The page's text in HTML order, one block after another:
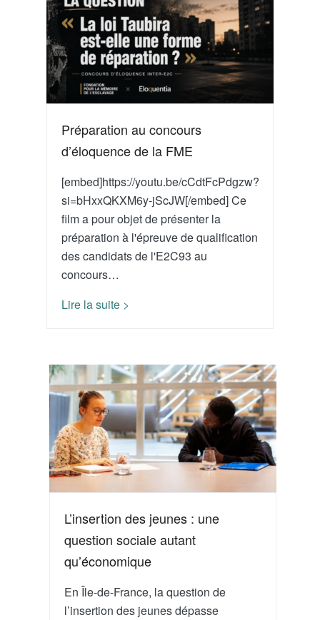
Préparation au concours
d’éloquence de la FME
[embed]https://youtu.be/cCdtFcPdgzw?
si=bHxxQKXM6y-jScJW[/embed] Ce
film a pour objet de présenter la
préparation à l'épreuve de qualification
des candidats de l'E2C93 au
concours…
Lire la suite >
L’insertion des jeunes : une
question sociale autant
qu’économique
En Île-de-France, la question de
l’insertion des jeunes dépasse